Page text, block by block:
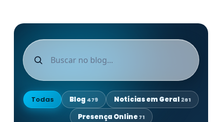
Todas Blog 479 Notícias em Geral 261
Presença Online71